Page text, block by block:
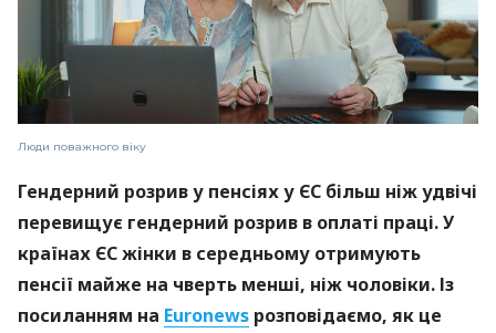
Люди поважного віку
Гендерний розрив у пенсіях у ЄС більш ніж удвічі
перевищує гендерний розрив в оплаті праці. У
країнах ЄС жінки в середньому отримують
пенсії майже на чверть менші, ніж чоловіки. Із
посиланням на Euronews розповідаємо, як це